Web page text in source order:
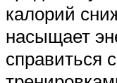
калорий
насыщает
справиться